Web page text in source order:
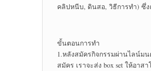
คลิปหนีบ, ดินสอ, วิธีการทำ) ซึ่ง
ขั้นตอนการทำ
1.หลังสมัครกิจกรรมผ่านไลน์มน
สมัคร เราจะส่ง box set ให้อา